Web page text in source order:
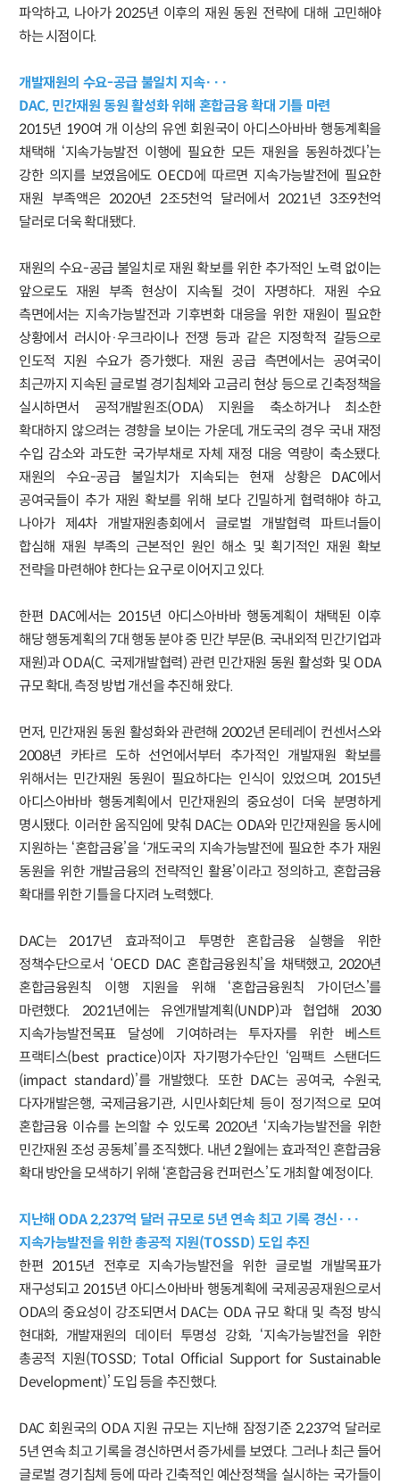
파악하고, 나아가 2025년 이후의 재원 동원 전략에 대해 고민해야
하는 시점이다.
개발재원의 수요-공급 불일치 지속···
DAC, 민간재원 동원 활성화 위해 혼합금융 확대 기틀 마련
2015년 190여 개 이상의 유엔 회원국이 아디스아바바 행동계획을
채택해 ‘지속가능발전 이행에 필요한 모든 재원을 동원하겠다’는
강한 의지를 보였음에도 OECD에 따르면 지속가능발전에 필요한
재원 부족액은 2020년 2조5천억 달러에서 2021년 3조9천억
달러로 더욱 확대됐다.
재원의 수요-공급 불일치로 재원 확보를 위한 추가적인 노력 없이는
앞으로도 재원 부족 현상이 지속될 것이 자명하다. 재원 수요
측면에서는 지속가능발전과 기후변화 대응을 위한 재원이 필요한
상황에서 러시아·우크라이나 전쟁 등과 같은 지정학적 갈등으로
인도적 지원 수요가 증가했다. 재원 공급 측면에서는 공여국이
최근까지 지속된 글로벌 경기침체와 고금리 현상 등으로 긴축정책을
실시하면서 공적개발원조(ODA) 지원을 축소하거나 최소한
확대하지 않으려는 경향을 보이는 가운데, 개도국의 경우 국내 재정
수입 감소와 과도한 국가부채로 자체 재정 대응 역량이 축소됐다.
재원의 수요-공급 불일치가 지속되는 현재 상황은 DAC에서
공여국들이 추가 재원 확보를 위해 보다 긴밀하게 협력해야 하고,
나아가 제4차 개발재원총회에서 글로벌 개발협력 파트너들이
합심해 재원 부족의 근본적인 원인 해소 및 획기적인 재원 확보
전략을 마련해야 한다는 요구로 이어지고 있다.
한편 DAC에서는 2015년 아디스아바바 행동계획이 채택된 이후
해당 행동계획의 7대 행동 분야 중 민간 부문(B. 국내외적 민간기업과
재원)과 ODA(C. 국제개발협력) 관련 민간재원 동원 활성화 및 ODA
규모 확대, 측정 방법 개선을 추진해 왔다.
먼저, 민간재원 동원 활성화와 관련해 2002년 몬테레이 컨센서스와
2008년 카타르 도하 선언에서부터 추가적인 개발재원 확보를
위해서는 민간재원 동원이 필요하다는 인식이 있었으며, 2015년
아디스아바바 행동계획에서 민간재원의 중요성이 더욱 분명하게
명시됐다. 이러한 움직임에 맞춰 DAC는 ODA와 민간재원을 동시에
지원하는 ‘혼합금융’을 ‘개도국의 지속가능발전에 필요한 추가 재원
동원을 위한 개발금융의 전략적인 활용’이라고 정의하고, 혼합금융
확대를 위한 기틀을 다지려 노력했다.
DAC는 2017년 효과적이고 투명한 혼합금융 실행을 위한
정책수단으로서 ‘OECD DAC 혼합금융원칙’을 채택했고, 2020년
혼합금융원칙 이행 지원을 위해 ‘혼합금융원칙 가이던스’를
마련했다. 2021년에는 유엔개발계획(UNDP)과 협업해 2030
지속가능발전목표 달성에 기여하려는 투자자를 위한 베스트
프랙티스(best practice)이자 자기평가수단인 ‘임팩트 스탠더드
(impact standard)’를 개발했다. 또한 DAC는 공여국, 수원국,
다자개발은행, 국제금융기관, 시민사회단체 등이 정기적으로 모여
혼합금융 이슈를 논의할 수 있도록 2020년 ‘지속가능발전을 위한
민간재원 조성 공동체’를 조직했다. 내년 2월에는 효과적인 혼합금융
확대 방안을 모색하기 위해 ‘혼합금융 컨퍼런스’도 개최할 예정이다.
지난해 ODA 2,237억 달러 규모로 5년 연속 최고 기록 경신···
지속가능발전을 위한 총공적 지원(TOSSD) 도입 추진
한편 2015년 전후로 지속가능발전을 위한 글로벌 개발목표가
재구성되고 2015년 아디스아바바 행동계획에 국제공공재원으로서
ODA의 중요성이 강조되면서 DAC는 ODA 규모 확대 및 측정 방식
현대화, 개발재원의 데이터 투명성 강화, ‘지속가능발전을 위한
총공적 지원(TOSSD; Total Official Support for Sustainable
Development)’ 도입 등을 추진했다.
DAC 회원국의 ODA 지원 규모는 지난해 잠정기준 2,237억 달러로
5년 연속 최고 기록을 경신하면서 증가세를 보였다. 그러나 최근 들어
글로벌 경기침체 등에 따라 긴축적인 예산정책을 실시하는 국가들이